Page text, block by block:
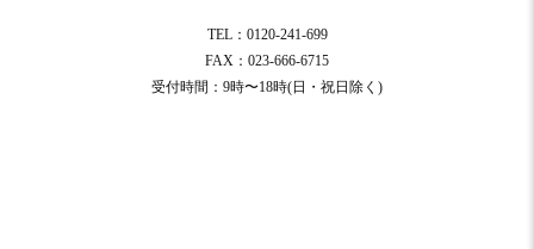
TEL：0120-241-699
FAX：023-666-6715
受付時間：9時〜18時(日・祝日除く)